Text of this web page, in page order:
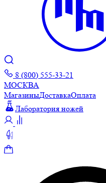
8 (800) 555-33-21
МОСКВА
МагазиныДоставкаОплата
Лаборатория ножей